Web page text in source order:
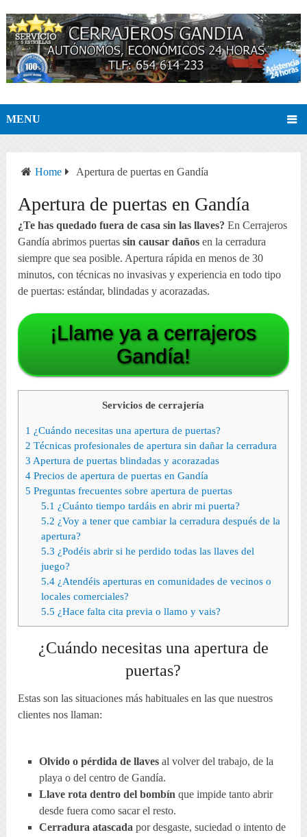
MENU
Home Apertura de puertas en Gandía
Apertura de puertas en Gandía
¿Te has quedado fuera de casa sin las llaves? En Cerrajeros
Gandía abrimos puertassin causar daños en la cerradura
siempre que sea posible. Apertura rápida en menos de 30
minutos, con técnicas no invasivas y experiencia en todo tipo
de puertas: estándar, blindadas y acorazadas.
¡Llame ya a cerrajeros
Gandía!
Servicios de cerrajería
1 ¿Cuándo necesitas una apertura de puertas?
2 Técnicas profesionales de apertura sin dañar la cerradura
3 Apertura de puertas blindadas y acorazadas
4 Precios de apertura de puertas en Gandía
5 Preguntas frecuentes sobre apertura de puertas
5.1 ¿Cuánto tiempo tardáis en abrir mi puerta?
5.2 ¿Voy a tener que cambiar la cerradura después de la
apertura?
5.3 ¿Podéis abrir si he perdido todas las llaves del
juego?
5.4¿Atendéis aperturas en comunidades de vecinos o
locales comerciales?
5.5 ¿Hace falta cita previa o llamo y vais?
¿Cuándo necesitas una apertura de
puertas?
Estas son las situaciones más habituales en las que nuestros
clientes nos llaman:
Olvido o pérdida de llavesal volver del trabajo, de la
playa o del centro de Gandía.
Llave rota dentro del bombín que impide tanto abrir
desde fuera como sacar el resto.
Cerradura atascada por desgaste, suciedad o intento de